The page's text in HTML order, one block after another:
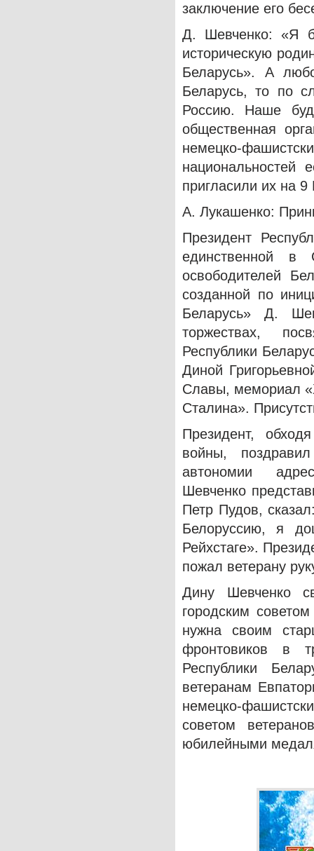
заключение его
Д. Шевченко: «Я
историческую
Беларусь». А
Беларусь, то по
Россию. Наше
общественная
немецко-
пригласили их на
А. Лукашенко:
Президент
единственной в
освободителей
созданной по
Беларусь» Д.
торжествах,
Республики
Диной
Славы, мемориал
Сталина».
Президент,
войны,
автономии
Шевченко
Петр Пудов,
Белоруссию, я
Рейхстаге».
пожал ветерану
Дину Шевченко
городским
нужна своим
фронтовиков в
Республики
ветеранам
немецко-
советом
юбилейными